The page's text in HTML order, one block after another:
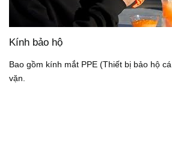
Kính bảo hộ
Bao gồm kính mắt PPE (Thiết bị bảo hộ
vặn.